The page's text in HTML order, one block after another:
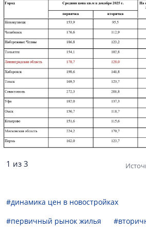
1 из 3
#динамика цен в новостройках
#первичный рынок жилья